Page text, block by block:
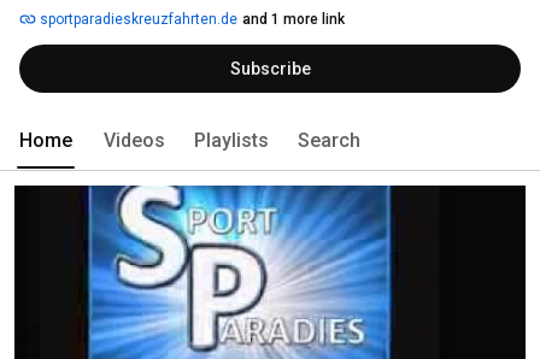
sportparadieskreuzfahrten.de and 1 more link
Subscribe
Home Videos Playlists Search